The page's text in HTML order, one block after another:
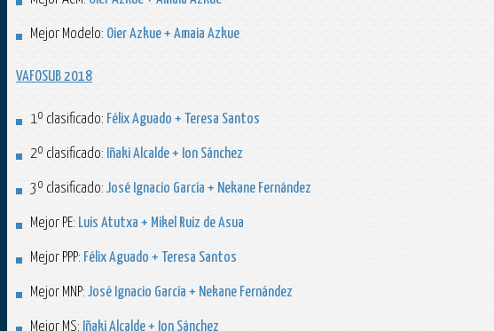
Mejor Modelo: Oier Azkue + Amaia Azkue
VAFOSUB 2018
1º clasificado: Félix Aguado + Teresa Santos
2º clasificado: Iñaki Alcalde + Ion Sánchez
3º clasificado: José Ignacio García + Nekane Fernández
Mejor PE: Luis Atutxa + Mikel Ruiz de Asua
Mejor PPP: Félix Aguado + Teresa Santos
Mejor MNP: José Ignacio García + Nekane Fernández
Mejor MS: Iñaki Alcalde + Ion Sánchez